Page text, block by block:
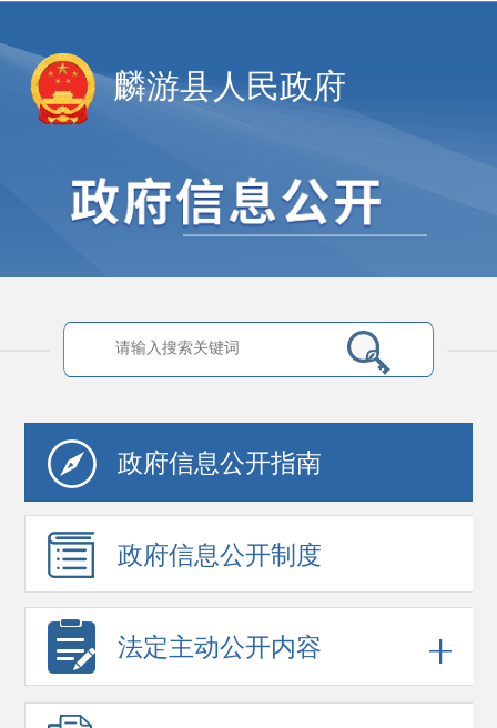
麟游县人民政府
政府信息公开指南
政府信息公开制度
法定主动公开内容